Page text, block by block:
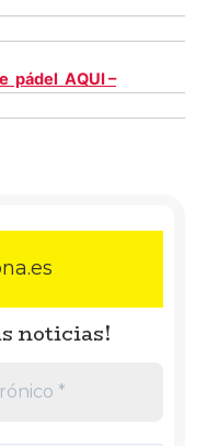
pádel AQUI –
noticias!